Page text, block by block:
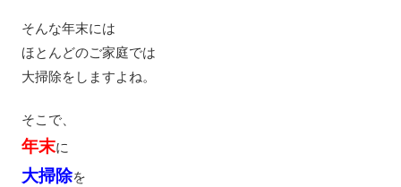
そんな年末には
ほとんどのご家庭では
大掃除をしますよね。
そこで、
年末に
大掃除を